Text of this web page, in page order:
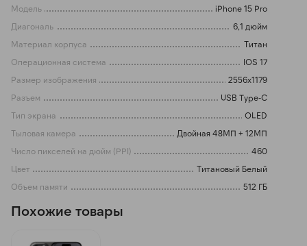
Модель
iPhone 15 Pro
Диагональ
6,1 дюйм
Материал корпуса
Титан
Операционная система
IOS 17
Размер изображения
2556x1179
Разъем
USB Type-C
Тип экрана
OLED
Тыловая камера
Двойная 48МП + 12МП
Число пикселей на дюйм (PPI)
460
Цвет
Титановый Белый
Объем памяти
512 ГБ
Похожие товары